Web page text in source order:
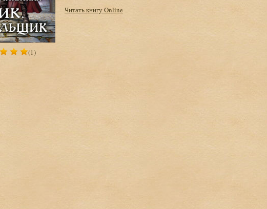
(1)
Читать книгу Online